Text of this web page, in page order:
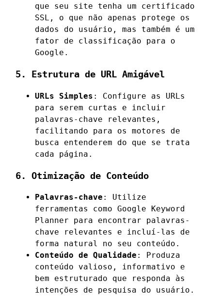
que seu site tenha um certificado
SSL, o que não apenas protege os
dados do usuário, mas também é um
fator de classificação para o
Google.
5. Estrutura de URL Amigável
URLs Simples : Configure as URLs
para serem curtas e incluir
palavras-chave relevantes,
facilitando para os motores de
busca entenderem do que se trata
cada página.
6. Otimização de Conteúdo
Palavras-chave : Utilize
ferramentas como Google Keyword
Planner para encontrar palavras-
chave relevantes e incluí-las de
forma natural no seu conteúdo.
Conteúdo de Qualidade : Produza
conteúdo valioso, informativo e
bem estruturado que responda às
intenções de pesquisa do usuário.